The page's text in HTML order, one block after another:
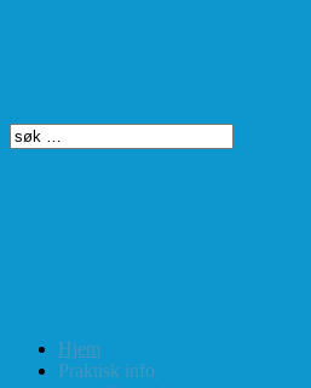
Hjem
Praktisk info